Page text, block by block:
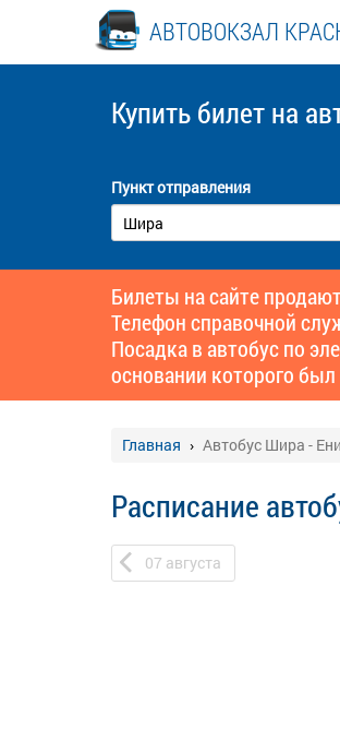
АВТОВОКЗАЛ
Купить билет на
Пункт отправления
Билеты на сайте
Телефон справочной
Посадка в автобус по
основании которого
Главная Автобус Шира -
Расписание
07 августа